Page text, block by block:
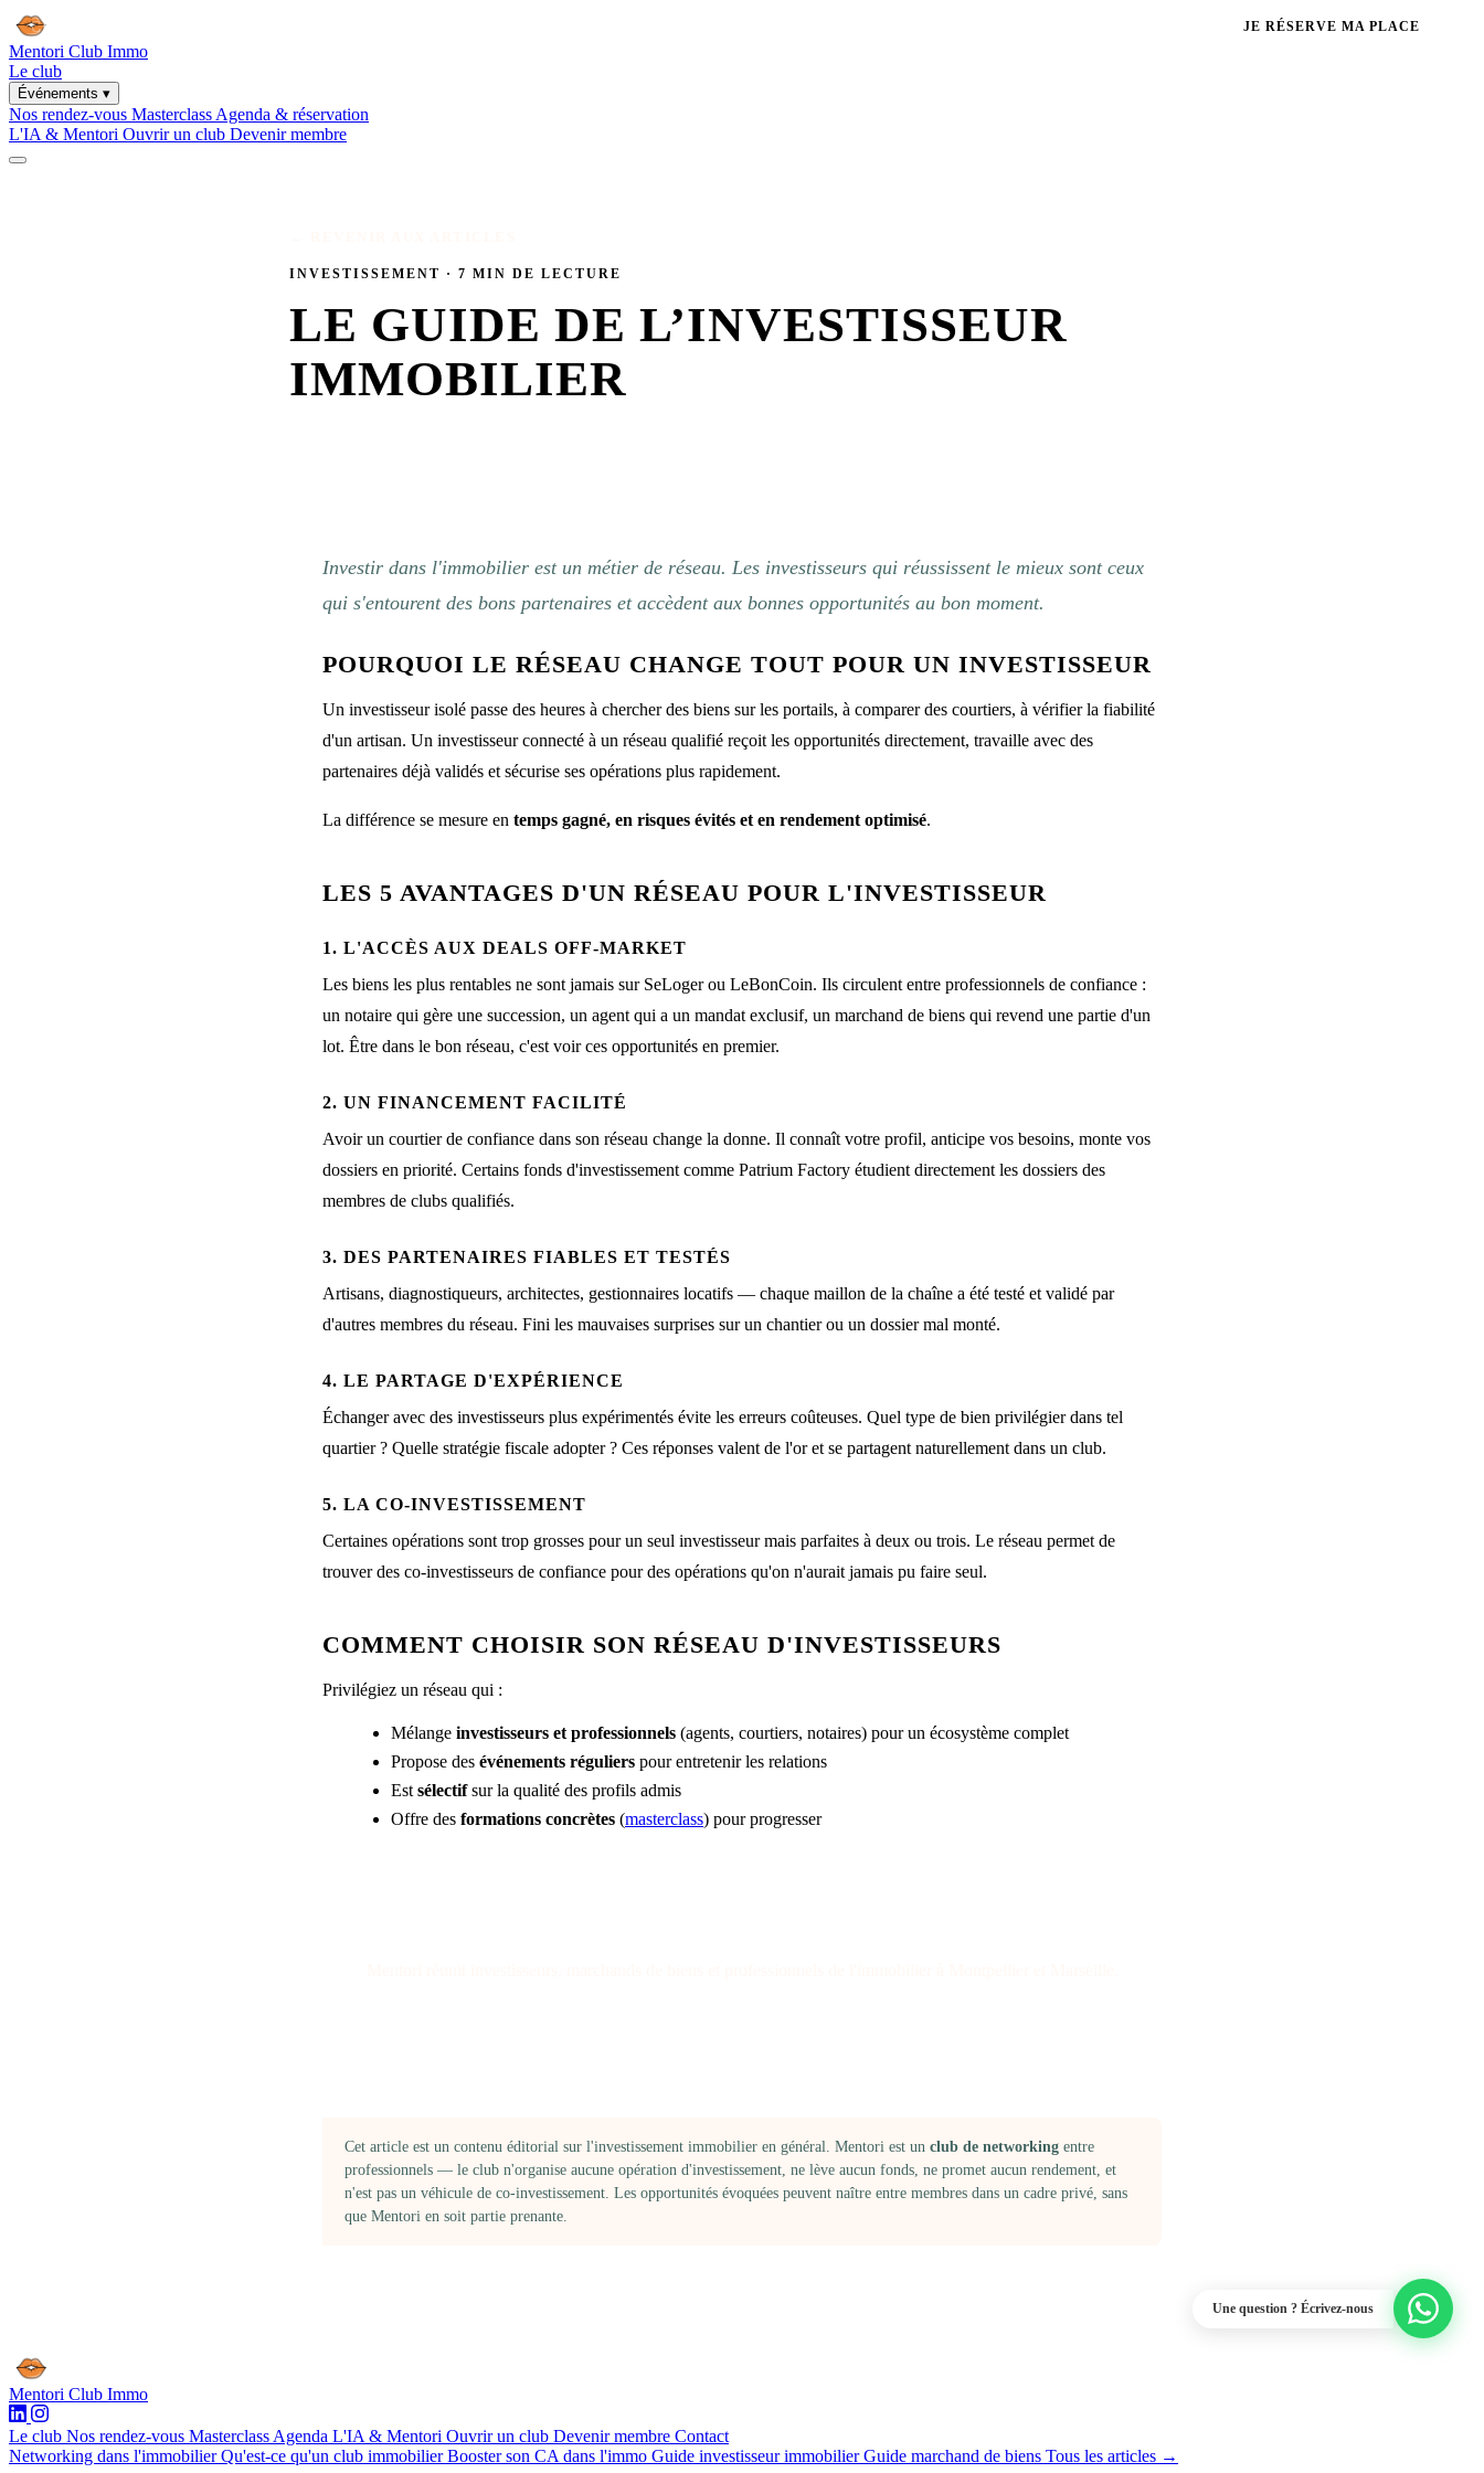
CLUB · les nouvelles ambassadrices du club Mentori Toulon•🎉 NOUVEAU CLUB
JE RÉSERVE MA PLACE
Mentori Club Immo
Le club
Événements ▾
Nos rendez-vous Masterclass Agenda & réservation
L'IA & Mentori Ouvrir un club Devenir membre
INVESTISSEMENT · 7 MIN DE LECTURE
LE GUIDE DE L’INVESTISSEUR
IMMOBILIER
Investir dans l'immobilier est un métier de réseau. Les investisseurs qui réussissent le mieux sont ceux
qui s'entourent des bons partenaires et accèdent aux bonnes opportunités au bon moment.
POURQUOI LE RÉSEAU CHANGE TOUT POUR UN INVESTISSEUR
Un investisseur isolé passe des heures à chercher des biens sur les portails, à comparer des courtiers, à vérifier la fiabilité
d'un artisan. Un investisseur connecté à un réseau qualifié reçoit les opportunités directement, travaille avec des
partenaires déjà validés et sécurise ses opérations plus rapidement.
La différence se mesure en temps gagné, en risques évités et en rendement optimisé.
LES 5 AVANTAGES D'UN RÉSEAU POUR L'INVESTISSEUR
1. L'ACCÈS AUX DEALS OFF-MARKET
Les biens les plus rentables ne sont jamais sur SeLoger ou LeBonCoin. Ils circulent entre professionnels de confiance :
un notaire qui gère une succession, un agent qui a un mandat exclusif, un marchand de biens qui revend une partie d'un
lot. Être dans le bon réseau, c'est voir ces opportunités en premier.
2. UN FINANCEMENT FACILITÉ
Avoir un courtier de confiance dans son réseau change la donne. Il connaît votre profil, anticipe vos besoins, monte vos
dossiers en priorité. Certains fonds d'investissement comme Patrium Factory étudient directement les dossiers des
membres de clubs qualifiés.
3. DES PARTENAIRES FIABLES ET TESTÉS
Artisans, diagnostiqueurs, architectes, gestionnaires locatifs — chaque maillon de la chaîne a été testé et validé par
d'autres membres du réseau. Fini les mauvaises surprises sur un chantier ou un dossier mal monté.
4. LE PARTAGE D'EXPÉRIENCE
Échanger avec des investisseurs plus expérimentés évite les erreurs coûteuses. Quel type de bien privilégier dans tel
quartier ? Quelle stratégie fiscale adopter ? Ces réponses valent de l'or et se partagent naturellement dans un club.
5. LA CO-INVESTISSEMENT
Certaines opérations sont trop grosses pour un seul investisseur mais parfaites à deux ou trois. Le réseau permet de
trouver des co-investisseurs de confiance pour des opérations qu'on n'aurait jamais pu faire seul.
COMMENT CHOISIR SON RÉSEAU D'INVESTISSEURS
Privilégiez un réseau qui :
Mélange investisseurs et professionnels (agents, courtiers, notaires) pour un écosystème complet
Propose des événements réguliers pour entretenir les relations
Est sélectifsur la qualité des profils admis
Offre des formations concrètes (masterclass) pour progresser
Cet article est un contenu éditorial sur l'investissement immobilier en général. Mentori est un club de networking entre
professionnels — le club n'organise aucune opération d'investissement, ne lève aucun fonds, ne promet aucun rendement, et
n'est pas un véhicule de co-investissement. Les opportunités évoquées peuvent naître entre membres dans un cadre privé, sans
que Mentori en soit partie prenante.
Mentori Club Immo
Le club Nos rendez-vous Masterclass Agenda L'IA & Mentori Ouvrir un club Devenir membre Contact
Networking dans l'immobilierQu'est-ce qu'un club immobilierBooster son CA dans l'immo Guide investisseur immobilierGuide marchand de biens Tous les articles →
Une question ? Écrivez-nous